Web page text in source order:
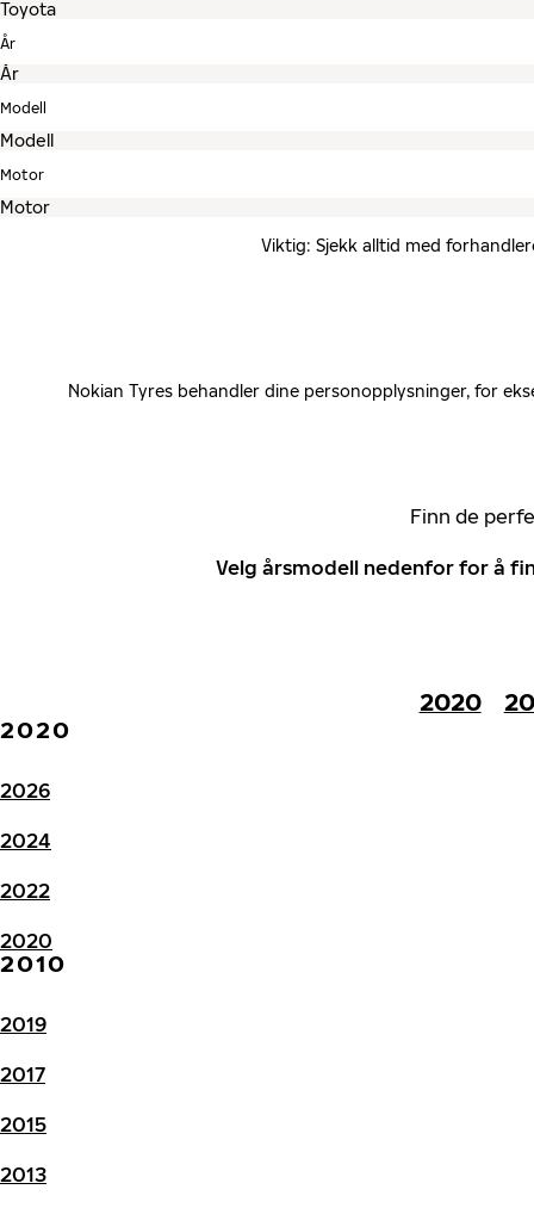
År
Modell
Motor
Viktig: Sjekk alltid med
Nokian Tyres behandler dine personopplysninger, for
Finn de
Velg årsmodell nedenfor for å
2020
2020
2026
2024
2022
2020
2010
2019
2017
2015
2013